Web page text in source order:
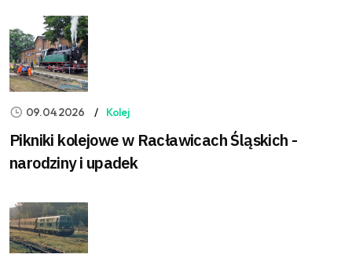
09.04.2026 Kolej
Pikniki kolejowe w Racławicach Śląskich -
narodziny i upadek